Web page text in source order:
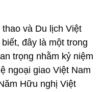
và Du lịch Việt
đây là một trong
trọng nhằm kỷ niệm
ngoại giao Việt Nam
Hữu nghị Việt